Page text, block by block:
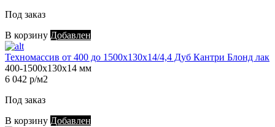
Под заказ
В корзину Добавлен
Техномассив от 400 до 1500х130х14/4,4 Дуб Кантри Блонд лак
400-1500х130х14 мм
6 042 р/м2
Под заказ
В корзину Добавлен